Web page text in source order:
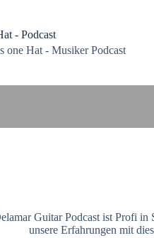
- Podcast
one Hat - Musiker Podcast
Guitar Podcast ist Profi in
unsere Erfahrungen mit